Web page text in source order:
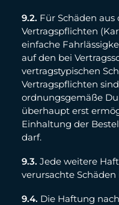
9.2. Für Schäden
Vertragspflichten
einfache
auf den bei
vertragstypischen
Vertragspflichten
ordnungsgemäße
überhaupt erst
Einhaltung der
darf.
9.3. Jede weitere
verursachte Schäden
9.4. Die Haftung